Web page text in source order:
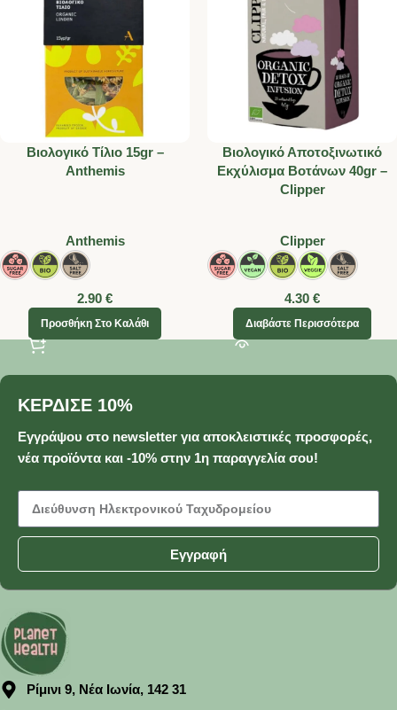
Βιολογικό Τίλιο 15gr –
Anthemis
Anthemis
2.90 €
Προσθήκη Στο Καλάθι
Βιολογικό Αποτοξινωτικό
Εκχύλισμα Βοτάνων 40gr –
Clipper
Clipper
4.30 €
Διαβάστε Περισσότερα
ΚΕΡΔΙΣΕ 10%
Εγγράψου στο newsletter για αποκλειστικές προσφορές,
νέα προϊόντα και -10% στην 1η παραγγελία σου!
Εγγραφή
Ρίμινι 9, Νέα Ιωνία, 142 31